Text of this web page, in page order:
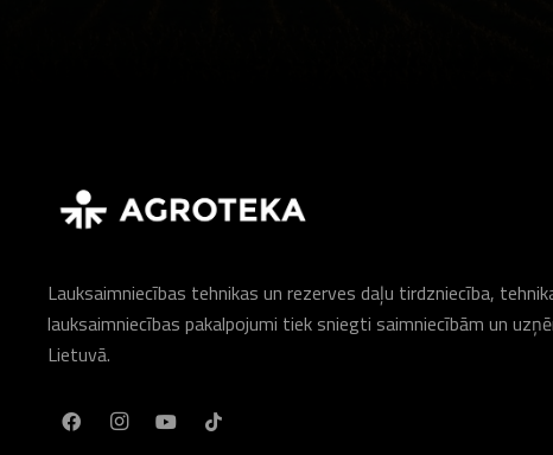
Lauksaimniecības tehnikas un rezerves daļu tirdzniecība,
lauksaimniecības pakalpojumi tiek sniegti saimniecībām un
Lietuvā.